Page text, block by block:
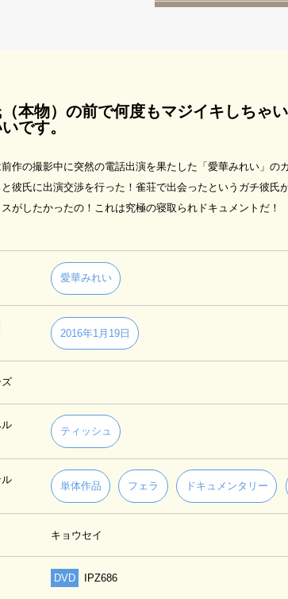
本物）の前で何度もマジイキしちゃ
です。
作の撮影中に突然の電話出演を果たした「愛華みれい」
と彼氏に出演交渉を行った！雀荘で出会ったというガチ彼
がしたかったの！これは究極の寝取られドキュメントだ！
愛華みれい
2016年1月19日
ル
ティッシュ
単体作品 フェラ ドキュメンタリー
キョウセイ
DVD IPZ686